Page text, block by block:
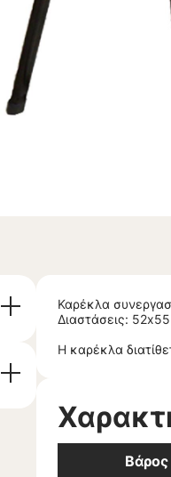
Καρέκλα
Διαστάσεις:
Η καρέκλα
Βάρος